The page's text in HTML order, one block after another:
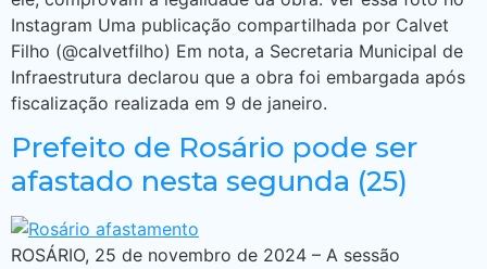
Instagram Uma publicação compartilhada por Calvet
Filho (@calvetfilho) Em nota, a Secretaria Municipal de
Infraestrutura declarou que a obra foi embargada após
fiscalização realizada em 9 de janeiro.
Prefeito de Rosário pode ser
afastado nesta segunda (25)
ROSÁRIO, 25 de novembro de 2024 – A sessão